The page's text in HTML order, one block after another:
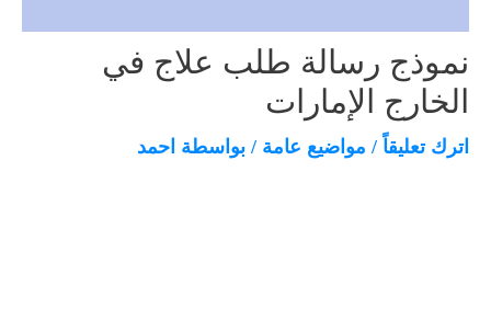
نموذج رسالة طلب علاج في
الخارج الإمارات
اترك تعليقاً / مواضيع عامة/ بواسطة احمد